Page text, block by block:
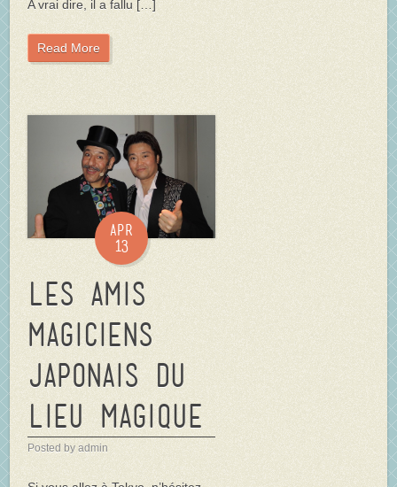
A vrai dire, il a fallu […]
Read More
Apr
13
Les amis
magiciens
japonais du
Lieu Magique
Posted by admin